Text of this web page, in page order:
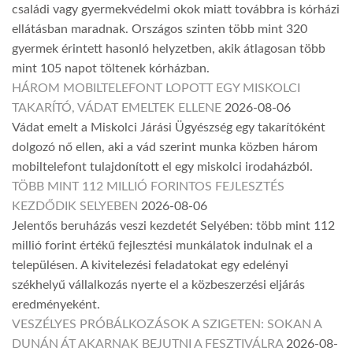
családi vagy gyermekvédelmi okok miatt továbbra is kórházi
ellátásban maradnak. Országos szinten több mint 320
gyermek érintett hasonló helyzetben, akik átlagosan több
mint 105 napot töltenek kórházban.
HÁROM MOBILTELEFONT LOPOTT EGY MISKOLCI
TAKARÍTÓ, VÁDAT EMELTEK ELLENE 2026-08-06
Vádat emelt a Miskolci Járási Ügyészség egy takarítóként
dolgozó nő ellen, aki a vád szerint munka közben három
mobiltelefont tulajdonított el egy miskolci irodaházból.
TÖBB MINT 112 MILLIÓ FORINTOS FEJLESZTÉS
KEZDŐDIK SELYEBEN 2026-08-06
Jelentős beruházás veszi kezdetét Selyében: több mint 112
millió forint értékű fejlesztési munkálatok indulnak el a
településen. A kivitelezési feladatokat egy edelényi
székhelyű vállalkozás nyerte el a közbeszerzési eljárás
eredményeként.
VESZÉLYES PRÓBÁLKOZÁSOK A SZIGETEN: SOKAN A
DUNÁN ÁT AKARNAK BEJUTNI A FESZTIVÁLRA 2026-08-